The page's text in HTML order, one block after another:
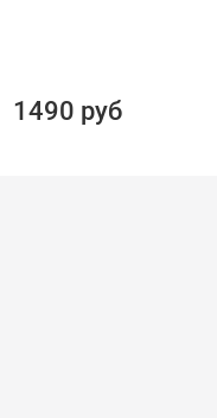
1490 руб